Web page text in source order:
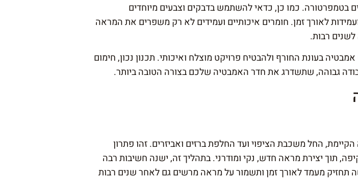
בטמפרטורה. כמו כן, כדאי להשתמש בדבקים וצבעים מיוחדים
לאורך זמן. חומרים איכותיים ועמידים לא רק משפרים את המראה
רבות.
בעונת החורף ולהבטיח פרויקט מוצלח ואיכותי. תכנון נכון, חימום
גבוהה, שתשדרג את חדר האמבטיה שלכם בצורה הטובה ביותר.
החל משכבת הציפוי ועד החלפת ברזים ואביזרים. זהו פתרון
תוך יצירת מראה חדש, נקי ומודרני. בתהליך זה, ישנה חשיבות רבה
תחזיק מעמד לאורך זמן ותשמור על מראה מרשים גם לאחר שנים רבות